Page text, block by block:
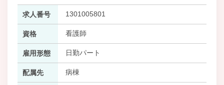
求人番号 1301005801
資格 看護師
雇用形態 日勤パート
配属先 病棟